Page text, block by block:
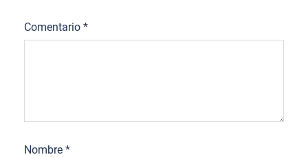
Comentario *
Nombre *